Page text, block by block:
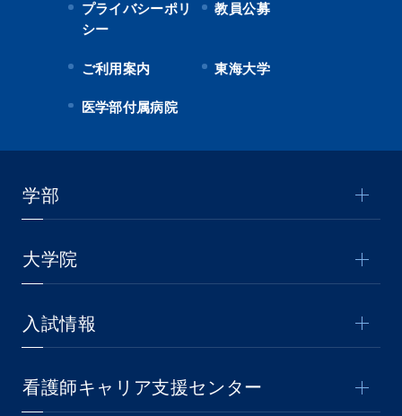
プライバシーポリ
シー
教員公募
ご利用案内 東海大学
医学部付属病院
学部
大学院
入試情報
看護師キャリア支援センター